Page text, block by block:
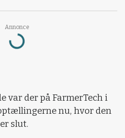
Annonce
var der på FarmerTech i
nu, hvor den
slut.